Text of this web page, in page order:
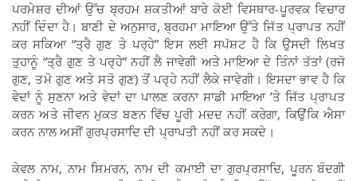
ਪਰਮੇਸ਼ਰ ਦੀਆਂ ਉੱਚ ਬ੍ਰਹਮ ਸ਼ਕਤੀਆਂ ਬਾਰੇ ਕੋਈ ਵਿਸਥਾਰ-ਪੂਰਵਕ ਵਿਚਾਰ
ਨਹੀਂ ਦਿੰਦਾ ਹੈ। ਬਾਣੀ ਦੇ ਅਨੁਸਾਰ, ਬ੍ਰਹਮਾ ਮਾਇਆ ਉੱਤੇ ਜਿੱਤ ਪ੍ਰਾਪਤ ਨਹੀਂ
ਕਰ ਸਕਿਆ “ਤ੍ਰੈ ਗੁਣ ਤੇ ਪਰ੍ਹੇ” ਇਸ ਲਈ ਸਪੱਸ਼ਟ ਹੈ ਕਿ ਉਸਦੀ ਲਿਖਤ
ਤੁਹਾਨੂੰ “ਤ੍ਰੈ ਗੁਣ ਤੇ ਪਰ੍ਹੇ” ਨਹੀਂ ਲੈ ਜਾਵੇਗੀ ਅਤੇ ਮਾਇਆ ਦੇ ਤਿੰਨਾਂ ਤੱਤਾਂ (ਰਜੋ
ਗੁਣ, ਤਮੋ ਗੁਣ ਅਤੇ ਸਤੋ ਗੁਣ) ਤੋਂ ਪਰ੍ਹੇ ਨਹੀਂ ਲੈਕੇ ਜਾਵੇਗੀ। ਇਸਦਾ ਭਾਵ ਹੈ ਕਿ
ਵੇਦਾਂ ਨੂੰ ਸੁਣਨਾ ਅਤੇ ਵੇਦਾਂ ਦਾ ਪਾਲਣ ਕਰਨਾ ਸਾਡੀ ਮਾਇਆ ’ਤੇ ਜਿੱਤ ਪ੍ਰਾਪਤ
ਕਰਨ ਅਤੇ ਜੀਵਨ ਮੁਕਤ ਬਣਨ ਵਿੱਚ ਪੂਰੀ ਮਦਦ ਨਹੀਂ ਕਰੇਗਾ, ਕਿਉਂਕਿ ਐਸਾ
ਕਰਨ ਨਾਲ ਅਸੀਂ ਗੁਰਪ੍ਰਸਾਦਿ ਦੀ ਪ੍ਰਾਪਤੀ ਨਹੀਂ ਕਰ ਸਕਦੇ।
ਕੇਵਲ ਨਾਮ, ਨਾਮ ਸਿਮਰਨ, ਨਾਮ ਦੀ ਕਮਾਈ ਦਾ ਗੁਰਪ੍ਰਸਾਦਿ, ਪੂਰਨ ਬੰਦਗੀ